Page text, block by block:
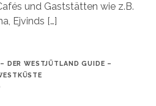
und Gaststätten wie z.B.
Ejvinds […]
DER WESTJÜTLAND GUIDE –